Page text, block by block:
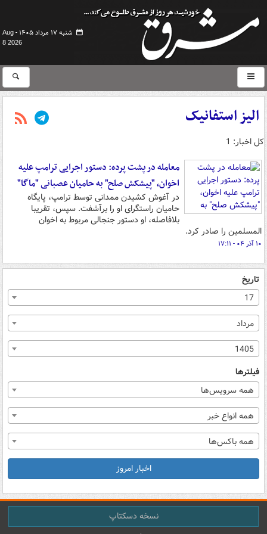
شنبه ۱۷ مرداد ۱۴۰۵ -
Aug
8 2026
الیز استفانیک
کل اخبار: 1
معامله در پشت پرده: دستور اجرایی ترامپ علیه
اخوان، "پیشکش صلح" به حامیان عصبانی "ماگا"
در آغوش کشیدن ممدانی توسط ترامپ، پایگاه
حامیان راستگرای او را برآشفت. سپس، تقریبا
بلافاصله، او دستور جنجالی مربوط به اخوان
المسلمین را صادر کرد.
۱۰ آذر ۰۴ - ۱۷:۱۱
تاریخ
17
مرداد
1405
فیلترها
همه سرویس‌ها
همه انواع خبر
همه باکس‌ها
اخبار امروز
نسخه دسکتاپ